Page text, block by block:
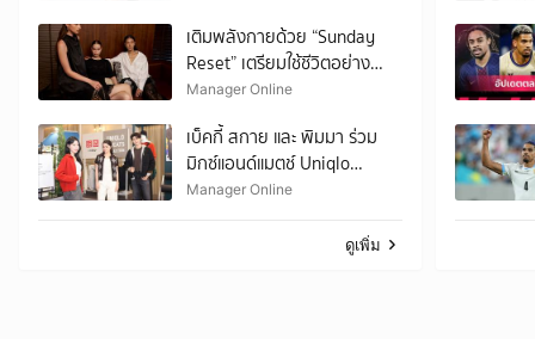
เติมพลังกายด้วย “Sunday
Reset” เตรียมใช้ชีวิตอย่าง
ตั้งใจ
Manager Online
เบ็คกี้ สกาย และ พิมมา ร่วม
มิกซ์แอนด์แมตช์ Uniqlo
LifeWear Fall/Winter 2026
Manager Online
ดูเพิ่ม